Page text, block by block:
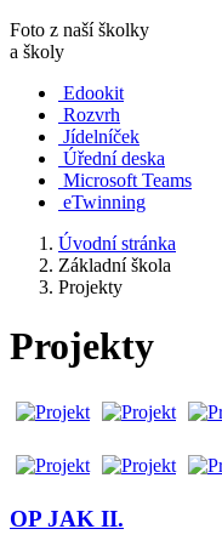
Foto z naší školky
a školy
Edookit
Rozvrh
Jídelníček
Úřední deska
Microsoft Teams
eTwinning
Úvodní stránka
Základní škola
Projekty
Projekty
OP JAK II.